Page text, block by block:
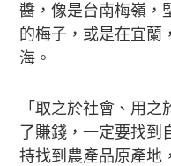
醬，像是台南梅嶺，
的梅子，或是在宜蘭
海。
「取之於社會、用
了賺錢，一定要找到
持找到農產品原產地